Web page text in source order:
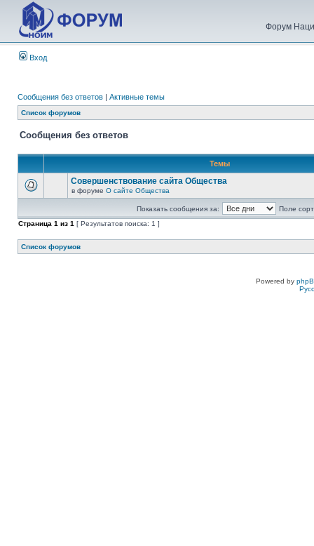
Форум
Вход
Сообщения без ответов | Активные темы
Список форумов
Сообщения без ответов
Темы
Совершенствование сайта Общества
в форуме О сайте Общества
Показать сообщения за:
Поле
Страница 1 из 1 [ Результатов поиска: 1 ]
Список форумов
Powered by